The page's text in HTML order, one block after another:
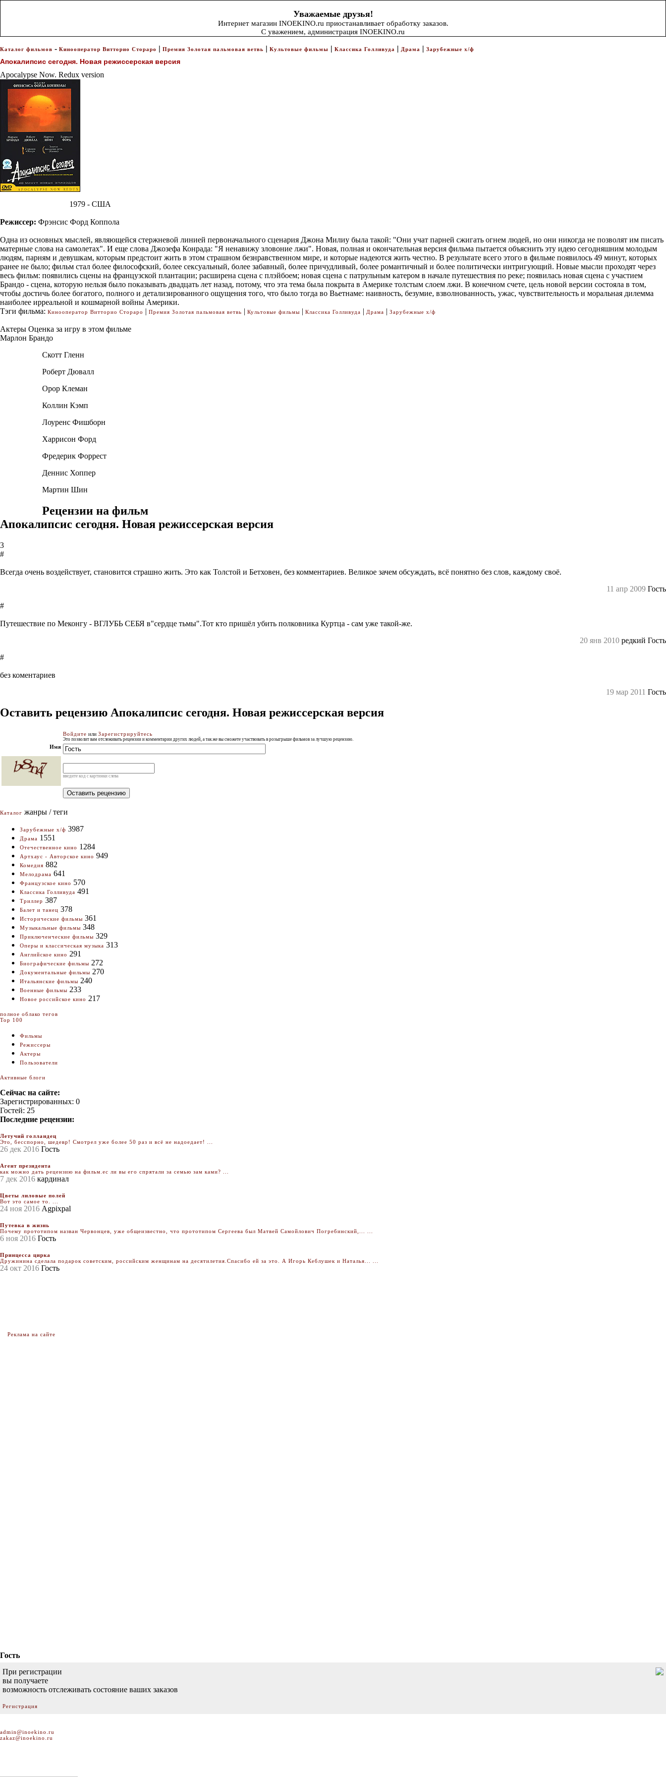
Уважаемые друзья!
Интернет магазин INOEKINO.ru приостанавливает обработку заказов.
С уважением, администрация INOEKINO.ru
Каталог фильмов - Кинооператор Витторио Стораро | Премия Золотая пальмовая ветвь | Культовые фильмы | Классика Голливуда | Драма | Зарубежные х/ф
Апокалипсис сегодня. Новая режиссерская версия
Apocalypse Now. Redux version
1979 - США
Режиссер: Фрэнсис Форд Коппола
Одна из основных мыслей, являющейся стержневой линией первоначального сценария Джона Милиу была такой: "Они учат парней сжигать огнем людей, но они никогда не позволят им писать
матерные слова на самолетах". И еще слова Джозефа Конрада: "Я ненавижу зловоние лжи". Новая, полная и окончательная версия фильма пытается объяснить эту идею сегодняшним молодым
людям, парням и девушкам, которым предстоит жить в этом страшном безнравственном мире, и которые надеются жить честно. В результате всего этого в фильме появилось 49 минут, которых
ранее не было; фильм стал более философский, более сексуальный, более забавный, более причудливый, более романтичный и более политически интригующий. Новые мысли проходят через
весь фильм: появились сцены на французской плантации; расширена сцена с плэйбоем; новая сцена с патрульным катером в начале путешествия по реке; появилась новая сцена с участием
Брандо - сцена, которую нельзя было показывать двадцать лет назад, потому, что эта тема была покрыта в Америке толстым слоем лжи. В конечном счете, цель новой версии состояла в том,
чтобы достичь более богатого, полного и детализированного ощущения того, что было тогда во Вьетнаме: наивность, безумие, взволнованность, ужас, чувствительность и моральная дилемма
наиболее ирреальной и кошмарной войны Америки.
Тэги фильма: Кинооператор Витторио Стораро | Премия Золотая пальмовая ветвь | Культовые фильмы | Классика Голливуда | Драма | Зарубежные х/ф
Актеры Оценка за игру в этом фильме
Марлон Брандо
Скотт Гленн
Роберт Дювалл
Орор Клеман
Коллин Кэмп
Лоуренс Фишборн
Харрисон Форд
Фредерик Форрест
Деннис Хоппер
Мартин Шин
Рецензии на фильм
Апокалипсис сегодня. Новая режиссерская версия
3
#
Всегда очень воздействует, становится страшно жить. Это как Толстой и Бетховен, без комментариев. Великое зачем обсуждать, всё понятно без слов, каждому своё.
11 апр 2009 Гость
#
Путешествие по Меконгу - ВГЛУБЬ СЕБЯ в"сердце тьмы".Тот кто пришёл убить полковника Куртца - сам уже такой-же.
20 янв 2010 редкий Гость
#
без коментариев
19 мар 2011 Гость
Оставить рецензию Апокалипсис сегодня. Новая режиссерская версия
Войдите или Зарегистрируйтесь
Это позволит вам отслеживать рецензии и комментарии других людей, а так же вы сможете участвовать в розыгрыше фильмов за лучшую рецензию.
Имя
введите код с картинки слева
Каталог жанры / теги
Зарубежные х/ф 3987
Драма 1551
Отечественное кино 1284
Артхаус - Авторское кино 949
Комедия 882
Мелодрама 641
Французское кино 570
Классика Голливуда 491
Триллер 387
Балет и танец 378
Исторические фильмы 361
Музыкальные фильмы 348
Приключенческие фильмы 329
Оперы и классическая музыка 313
Английское кино 291
Биографические фильмы 272
Документальные фильмы 270
Итальянские фильмы 240
Военные фильмы 233
Новое российское кино 217
полное облако тегов
Top 100
Фильмы
Режиссеры
Актеры
Пользователи
Активные блоги
Сейчас на сайте:
Зарегистрированных: 0
Гостей: 25
Последние рецензии:
Летучий голландец
Это, бесспорно, шедевр! Смотрел уже более 50 раз и всё не надоедает! ...
26 дек 2016 Гость
Агент президента
как можно дать рецензию на фильм.ес ли вы его спрятали за семью зам ками? ...
7 дек 2016 кардинал
Цветы лиловые полей
Вот это самое то. ...
24 ноя 2016 Agpixpal
Путевка в жизнь
Почему прототипом назван Червонцев, уже общеизвестно, что прототипом Сергеева был Матвей Самойлович Погребинский,... ...
6 ноя 2016 Гость
Принцесса цирка
Дружинина сделала подарок советским, российским женщинам на десятилетия.Спасибо ей за это. А Игорь Кеблушек и Наталья... ...
24 окт 2016 Гость
Реклама на сайте
Гость
При регистрации
вы получаете
возможность отслеживать состояние ваших заказов
Регистрация
admin@inoekino.ru
zakaz@inoekino.ru